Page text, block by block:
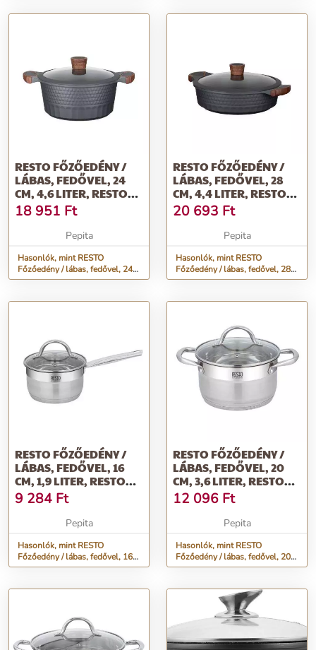
RESTO FŐZŐEDÉNY /
LÁBAS, FEDŐVEL, 24
CM, 4,6 LITER, RESTO
&QUOT;CAPELL...
18 951 Ft
Pepita
Hasonlók, mint RESTO
Főzőedény / lábas, fedővel, 24
cm, 4,6 liter, RESTO
RESTO FŐZŐEDÉNY /
LÁBAS, FEDŐVEL, 28
CM, 4,4 LITER, RESTO
&QUOT;CAPELL...
20 693 Ft
Pepita
Hasonlók, mint RESTO
Főzőedény / lábas, fedővel, 28
cm, 4,4 liter, RESTO
RESTO FŐZŐEDÉNY /
LÁBAS, FEDŐVEL, 16
CM, 1,9 LITER, RESTO
&QUOT;RIGEL...
9 284 Ft
Pepita
Hasonlók, mint RESTO
Főzőedény / lábas, fedővel, 16
cm, 1,9 liter, RESTO
RESTO FŐZŐEDÉNY /
LÁBAS, FEDŐVEL, 20
CM, 3,6 LITER, RESTO
&QUOT;RIGEL...
12 096 Ft
Pepita
Hasonlók, mint RESTO
Főzőedény / lábas, fedővel, 20
cm, 3,6 liter, RESTO